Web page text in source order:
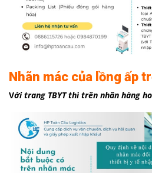
Nhãn mác của lồng ấp
Với trang TBYT thì trên nhãn hàng